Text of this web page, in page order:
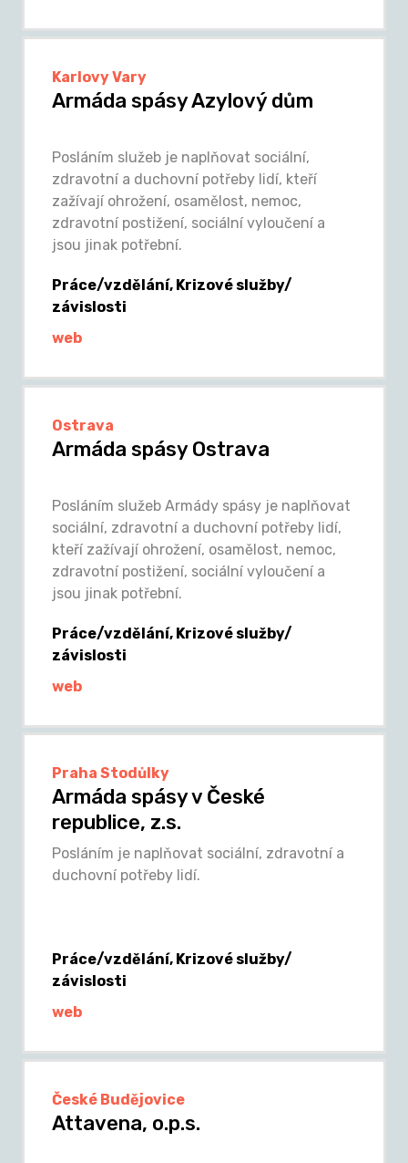
Karlovy Vary
Armáda spásy Azylový dům
Posláním služeb je naplňovat sociální,
zdravotní a duchovní potřeby lidí, kteří
zažívají ohrožení, osamělost, nemoc,
zdravotní postižení, sociální vyloučení a
jsou jinak potřební.
Práce/vzdělání, Krizové služby/
závislosti
web
Ostrava
Armáda spásy Ostrava
Posláním služeb Armády spásy je naplňovat
sociální, zdravotní a duchovní potřeby lidí,
kteří zažívají ohrožení, osamělost, nemoc,
zdravotní postižení, sociální vyloučení a
jsou jinak potřební.
Práce/vzdělání, Krizové služby/
závislosti
web
Praha Stodůlky
Armáda spásy v České
republice, z.s.
Posláním je naplňovat sociální, zdravotní a
duchovní potřeby lidí.
Práce/vzdělání, Krizové služby/
závislosti
web
České Budějovice
Attavena, o.p.s.